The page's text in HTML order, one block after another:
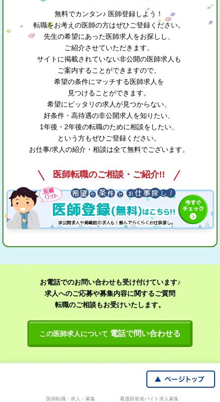
無料でカンタン♪ 医師登録しよう！
転職をお考えの医師の方はぜひご登録ください。
先生の希望にあった医師求人をお探しし、
ご紹介させていただきます。
サイトに掲載されていない非公開の医師求人も
ご案内することができますので、
希望の条件にマッチする医師求人を
見つけることができます。
希望にピッタリの求人が見つからない、
好条件・高待遇の非公開求人を知りたい、
1年後・2年後の転職のために相談をしたい、
という方もぜひご登録ください。
お仕事/求人の紹介・相談は全て無料でございます。
医師転職のご相談・ご紹介!!
お電話でのお問い合わせも受け付けています♪
求人へのご応募や募集内容に関するご質問
転職のご相談もお受けいたします。
この医師求人について 電話で問い合わせる
医師転職・求人・募集 看護師単発バイト求人募集